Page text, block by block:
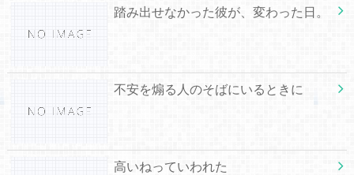
踏み出せなかった彼が、変わった日。
不安を煽る人のそばにいるときに
高いねっていわれた